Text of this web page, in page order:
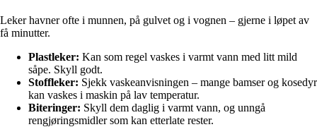
Leker havner ofte i munnen, på gulvet og i vognen – gjerne i løpet av
få minutter.
Plastleker: Kan som regel vaskes i varmt vann med litt mild
såpe. Skyll godt.
Stoffleker: Sjekk vaskeanvisningen – mange bamser og kosedyr
kan vaskes i maskin på lav temperatur.
Biteringer: Skyll dem daglig i varmt vann, og unngå
rengjøringsmidler som kan etterlate rester.